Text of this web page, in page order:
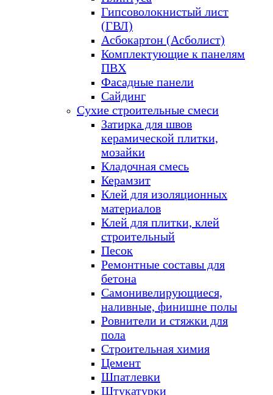
Гипсоволокнистый лист
(ГВЛ)
Асбокартон (Асболист)
Комплектующие к панелям
ПВХ
Фасадные панели
Сайдинг
Сухие строительные смеси
Затирка для швов
керамической плитки,
мозайки
Кладочная смесь
Керамзит
Клей для изоляционных
материалов
Клей для плитки, клей
строительный
Песок
Ремонтные составы для
бетона
Самонивелирующиеся,
наливные, финишне полы
Ровнители и стяжки для
пола
Строительная химия
Цемент
Шпатлевки
Штукатурки